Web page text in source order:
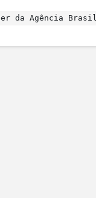
da Agência Brasil